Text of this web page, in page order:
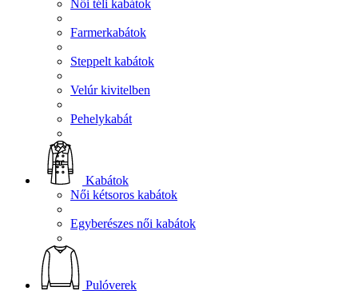
Női téli kabátok
Farmerkabátok
Steppelt kabátok
Velúr kivitelben
Pehelykabát
Kabátok
Női kétsoros kabátok
Egyberészes női kabátok
Pulóverek